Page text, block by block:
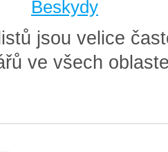
Beskydy
jsou velice
ve všech